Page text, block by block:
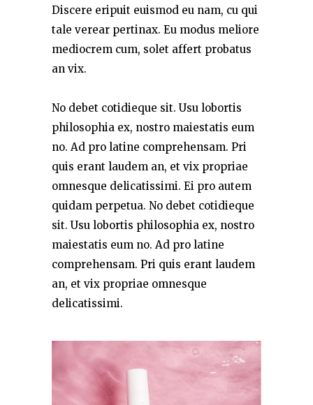
Discere eripuit euismod eu nam, cu qui
tale verear pertinax. Eu modus meliore
mediocrem cum, solet affert probatus
an vix.
No debet cotidieque sit. Usu lobortis
philosophia ex, nostro maiestatis eum
no. Ad pro latine comprehensam. Pri
quis erant laudem an, et vix propriae
omnesque delicatissimi. Ei pro autem
quidam perpetua. No debet cotidieque
sit. Usu lobortis philosophia ex, nostro
maiestatis eum no. Ad pro latine
comprehensam. Pri quis erant laudem
an, et vix propriae omnesque
delicatissimi.